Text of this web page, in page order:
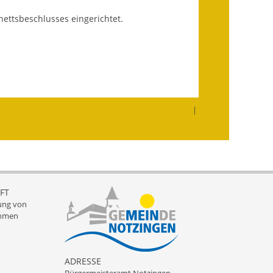
Getrennte
Wasserversorgung
Heiraten in Notzingen
Mitarbeiter
Notruftafel
eingerichtet.
|
von
ADRESSE